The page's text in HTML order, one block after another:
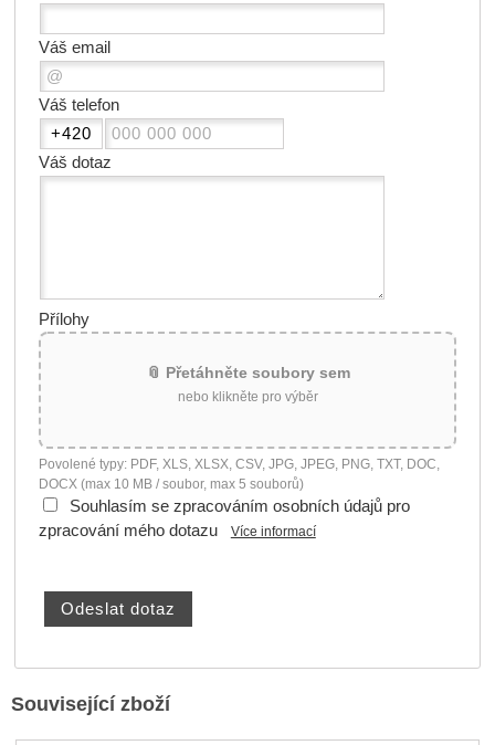
Váš email
Váš telefon
Váš dotaz
Přílohy
📎 Přetáhněte soubory sem
nebo klikněte pro výběr
Povolené typy: PDF, XLS, XLSX, CSV, JPG, JPEG, PNG, TXT, DOC,
DOCX (max 10 MB / soubor, max 5 souborů)
Souhlasím se zpracováním osobních údajů pro
zpracování mého dotazu
Více informací
Související zboží